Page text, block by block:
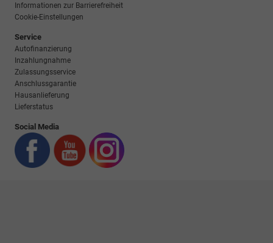
Informationen zur Barrierefreiheit
Cookie-Einstellungen
Service
Autofinanzierung
Inzahlungnahme
Zulassungsservice
Anschlussgarantie
Hausanlieferung
Lieferstatus
Social Media